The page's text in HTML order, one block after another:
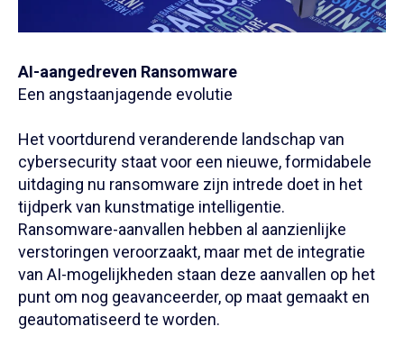
AI-aangedreven Ransomware
Een angstaanjagende evolutie
Het voortdurend veranderende landschap van
cybersecurity staat voor een nieuwe, formidabele
uitdaging nu ransomware zijn intrede doet in het
tijdperk van kunstmatige intelligentie.
Ransomware-aanvallen hebben al aanzienlijke
verstoringen veroorzaakt, maar met de integratie
van AI-mogelijkheden staan deze aanvallen op het
punt om nog geavanceerder, op maat gemaakt en
geautomatiseerd te worden.